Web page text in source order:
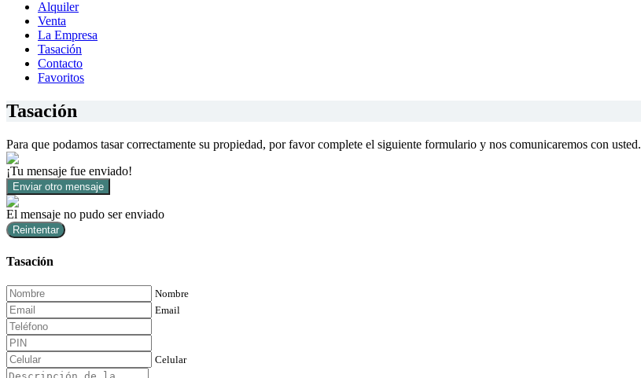
Alquiler
Venta
La Empresa
Tasación
Contacto
Favoritos
Tasación
Para que podamos tasar correctamente su propiedad, por favor complete el siguiente formulario y nos comunicaremos con usted.
¡Tu mensaje fue enviado!
Enviar otro mensaje
El mensaje no pudo ser enviado
Reintentar
Tasación
Nombre
Email
Celular